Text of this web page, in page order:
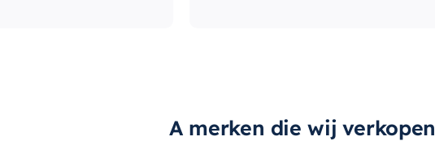
A merken die wij verkopen